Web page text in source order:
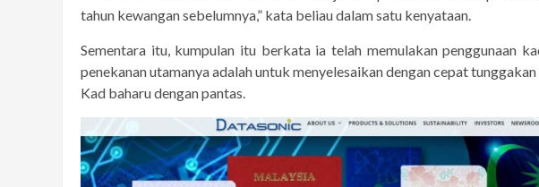
tahun kewangan sebelumnya,” kata beliau dalam satu kenyataan.
Sementara itu, kumpulan itu berkata ia telah memulakan penggunaan
penekanan utamanya adalah untuk menyelesaikan dengan cepat
Kad baharu dengan pantas.